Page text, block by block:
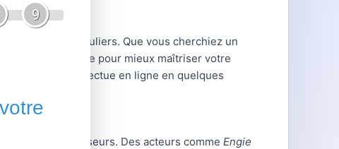
aux particuliers. Que vous cherchiez un
offre à prix fixe pour mieux maîtriser votre
s'effectue en ligne en quelques
fournisseurs. Des acteurs comme Engie